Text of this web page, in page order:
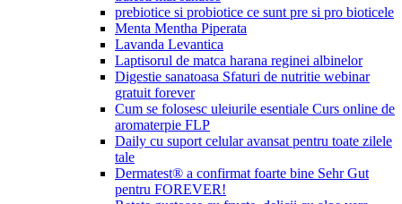
prebiotice si probiotice ce sunt pre si pro bioticele
Menta Mentha Piperata
Lavanda Levantica
Laptisorul de matca harana reginei albinelor
Digestie sanatoasa Sfaturi de nutritie webinar
gratuit forever
Cum se folosesc uleiurile esentiale Curs online de
aromaterpie FLP
Daily cu suport celular avansat pentru toate zilele
tale
Dermatest® a confirmat foarte bine Sehr Gut
pentru FOREVER!